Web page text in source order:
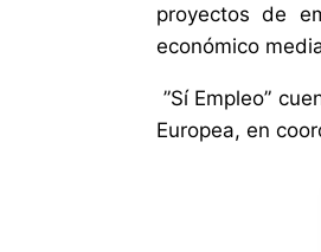
proyectos de
económico
”Sí Empleo”
Europea, en